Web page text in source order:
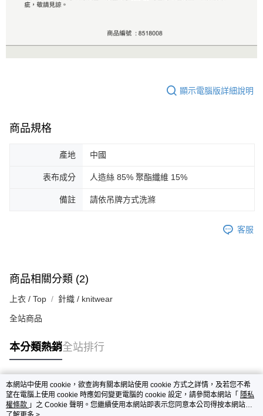
顯示電腦版詳細說明
商品規格
產地 中國
表布成分 人造絲 85% 聚酯纖維 15%
備註 請依吊牌方式洗滌
客服
商品相關分類 (2)
上衣 / Top 針織 / knitwear
全站商品
本分類熱銷全站排行
熱門標籤
本網站中使用 cookie，欲查詢有關本網站使用 cookie 方式之詳情，及若您不希
望在電腦上使用 cookie 時應如何變更電腦的 cookie 設定，請參閱本網站「 隱私
權條款 」之 Cookie 聲明。您繼續使用本網站即表示您同意本公司得按本網站使